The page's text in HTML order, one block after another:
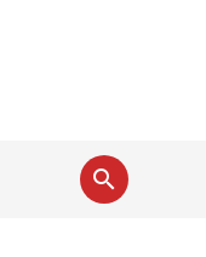
search